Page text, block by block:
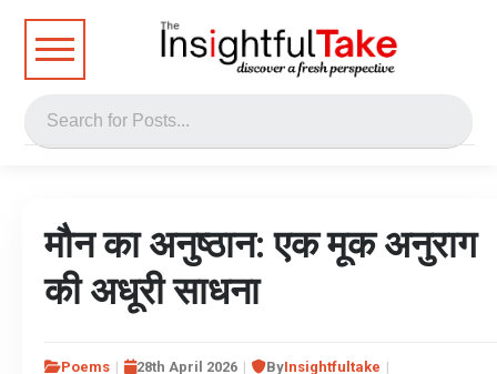
मौन का अनुष्ठान: एक मूक अनुराग
की अधूरी साधना
Poems 28th April 2026 ByInsightfultake